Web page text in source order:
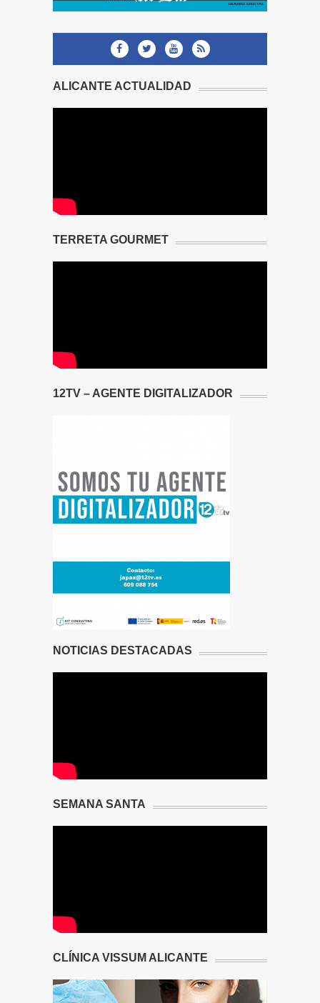
ALICANTE ACTUALIDAD
TERRETA GOURMET
12TV – AGENTE DIGITALIZADOR
NOTICIAS DESTACADAS
SEMANA SANTA
CLÍNICA VISSUM ALICANTE